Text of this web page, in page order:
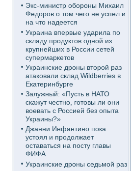
Экс-министр обороны Михаил
Федоров о том чего не успел и
на что надеется
Украина впервые ударила по
складу продуктов одной из
крупнейших в России сетей
супермаркетов
Украинские дроны второй раз
атаковали склад Wildberries в
Екатеринбурге
Залужный: «Пусть в НАТО
скажут честно, готовы ли они
воевать с Россией без опыта
Украины?»
Джанни Инфантино пока
устоял и продолжает
оставаться на посту главы
ФИФА
Украинские дроны седьмой раз